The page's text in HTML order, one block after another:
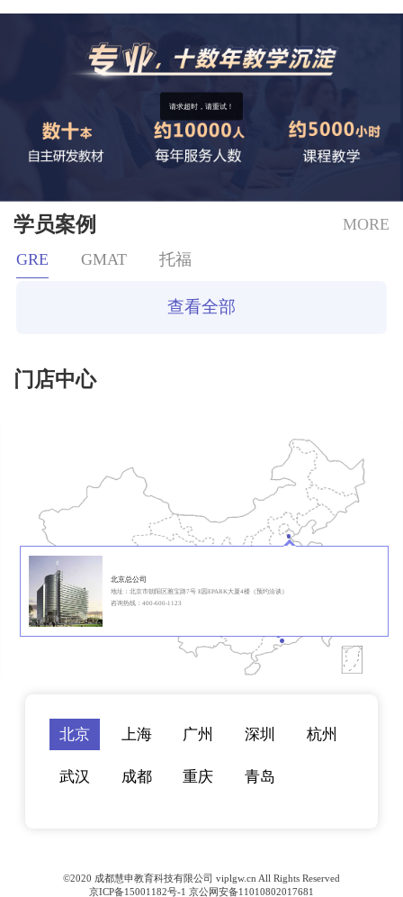
学员案例
MORE
GRE
GMAT 托福
查看全部
门店中心
北京总公司
地址：北京市朝阳区雅宝路7号 E园EPARK大厦4楼（预约洽谈）
咨询热线：400-600-1123
北京 上海 广州 深圳 杭州
武汉 成都 重庆 青岛
©2020 成都慧申教育科技有限公司 viplgw.cn All Rights Reserved
京ICP备15001182号-1 京公网安备11010802017681
请求超时，请重试！